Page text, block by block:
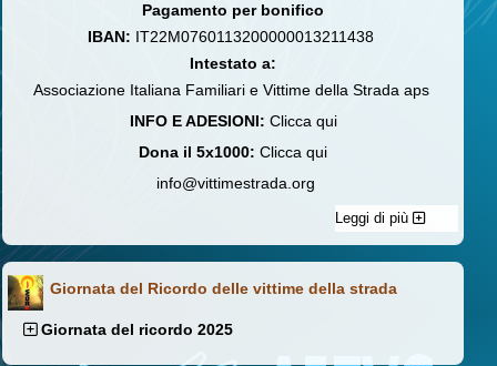
Pagamento per bonifico
IBAN: IT22M0760113200000013211438
Intestato a:
Associazione Italiana Familiari e Vittime della Strada aps
INFO E ADESIONI: Clicca qui
Dona il 5x1000: Clicca qui
info@vittimestrada.org
Leggi di più
Giornata del Ricordo delle vittime della strada
Giornata del ricordo 2025